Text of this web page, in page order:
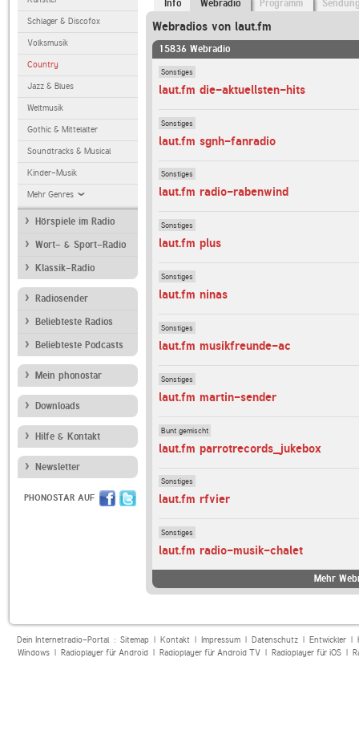
Schlager & Discofox
Volksmusik
Country
Jazz & Blues
Weltmusik
Gothic & Mittelalter
Soundtracks & Musical
Kinder-Musik
Mehr Genres
Hörspiele im Radio
Wort- & Sport-Radio
Klassik-Radio
Radiosender
Beliebteste Radios
Beliebteste Podcasts
Mein phonostar
Downloads
Hilfe & Kontakt
Newsletter
PHONOSTAR AUF
Info Webradio Programm
Webradios von laut.fm
15836 Webradio
Sonstiges
laut.fm die-aktuellsten-hits
Sonstiges
laut.fm sgnh-fanradio
Sonstiges
laut.fm radio-rabenwind
Sonstiges
laut.fm plus
Sonstiges
laut.fm ninas
Sonstiges
laut.fm musikfreunde-ac
Sonstiges
laut.fm martin-sender
Bunt gemischt
laut.fm parrotrecords_jukebox
Sonstiges
laut.fm rfvier
Sonstiges
laut.fm radio-musik-chalet
Mehr
Dein Internetradio-Portal : Sitemap| Kontakt| Impressum| Datenschutz| Entwickler|
Windows| Radioplayer für Android| Radioplayer für Android TV| Radioplayer für iOS|